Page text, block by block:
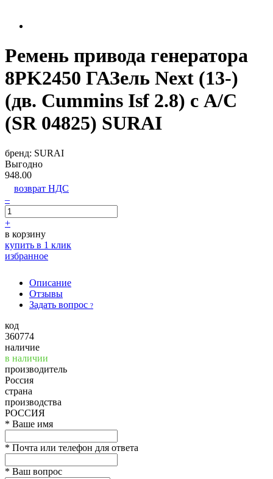
Ремень привода генератора
8PK2450 ГАЗель Next (13-)
(дв. Cummins Isf 2.8) с A/C
(SR 04825) SURAI
бренд: SURAI
Выгодно
948.00
возврат НДС
–
+
в корзину
купить в 1 клик
избранное
Описание
Отзывы
Задать вопрос ?
код
360774
наличие
в наличии
производитель
Россия
страна
производства
РОССИЯ
* Ваше имя
* Почта или телефон для ответа
* Ваш вопрос